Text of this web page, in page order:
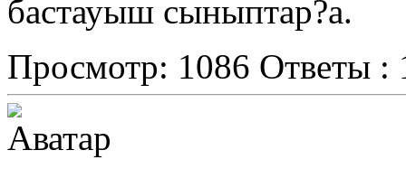
бастауыш сыныптар?а.
Просмотр: 1086 Ответы :